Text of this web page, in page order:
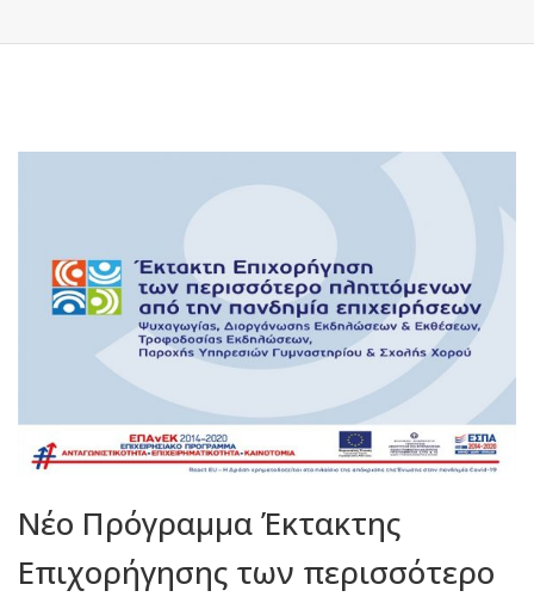
Νέο Πρόγραμμα Έκτακτης
Eπιχορήγησης των περισσότερο